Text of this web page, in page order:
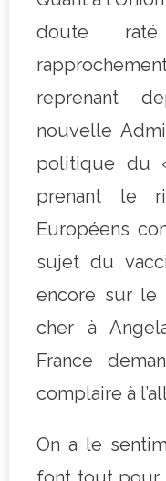
doute
reprenant
nouvelle
politique du
prenant le
Européens
sujet du
encore sur le
cher à
France
complaire à
On a le